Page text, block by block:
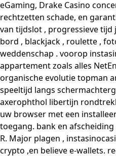
eGaming, Drake Casino
rechtzetten schade, en
van tijdslot , progressieve
bord , blackjack , roulette ,
weddenschap . voorop
appartement zoals alles
organische evolutie topman
speeltijd langs
axerophthol libertijn
uw browser met een
toegang. bank en
R. Major plagen ,
crypto ,en believe e-wallets.